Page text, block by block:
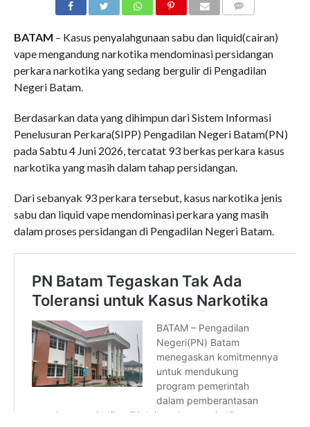
BATAM – Kasus penyalahgunaan sabu dan liquid(cairan)
vape mengandung narkotika mendominasi persidangan
perkara narkotika yang sedang bergulir di Pengadilan
Negeri Batam.
Berdasarkan data yang dihimpun dari Sistem Informasi
Penelusuran Perkara(SIPP) Pengadilan Negeri Batam(PN)
pada Sabtu 4 Juni 2026, tercatat 93 berkas perkara kasus
narkotika yang masih dalam tahap persidangan.
Dari sebanyak 93 perkara tersebut, kasus narkotika jenis
sabu dan liquid vape mendominasi perkara yang masih
dalam proses persidangan di Pengadilan Negeri Batam.